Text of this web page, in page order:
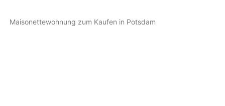
Maisonettewohnung zum Kaufen in Potsdam